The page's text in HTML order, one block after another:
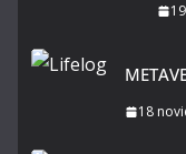
18